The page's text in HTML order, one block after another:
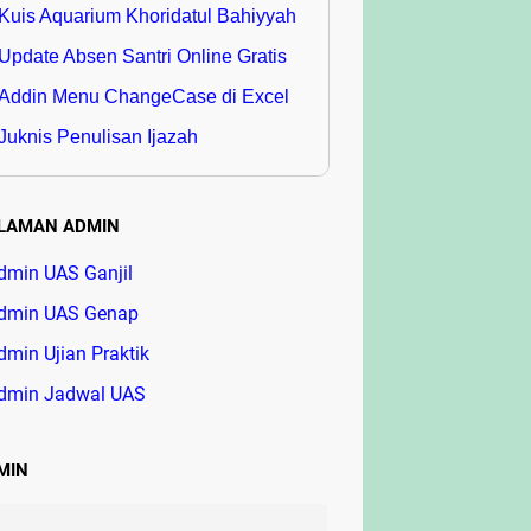
Kuis Aquarium Khoridatul Bahiyyah
Update Absen Santri Online Gratis
Menu ChangeCase di Excel
Penulisan Ijazah
ADMIN
UAS Ganjil
UAS Genap
Ujian Praktik
Jadwal UAS